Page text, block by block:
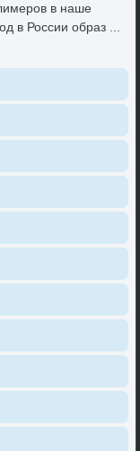
в наше
в России образ ...